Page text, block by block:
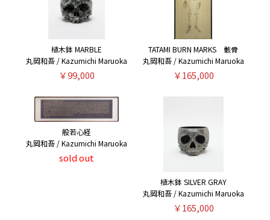
植木鉢 MARBLE
丸岡和吾 / Kazumichi Maruoka
￥99,000
TATAMI BURN MARKS 骸骨
丸岡和吾 / Kazumichi Maruoka
￥165,000
般若心経
丸岡和吾 / Kazumichi Maruoka
sold out
植木鉢 SILVER GRAY
丸岡和吾 / Kazumichi Maruoka
￥165,000